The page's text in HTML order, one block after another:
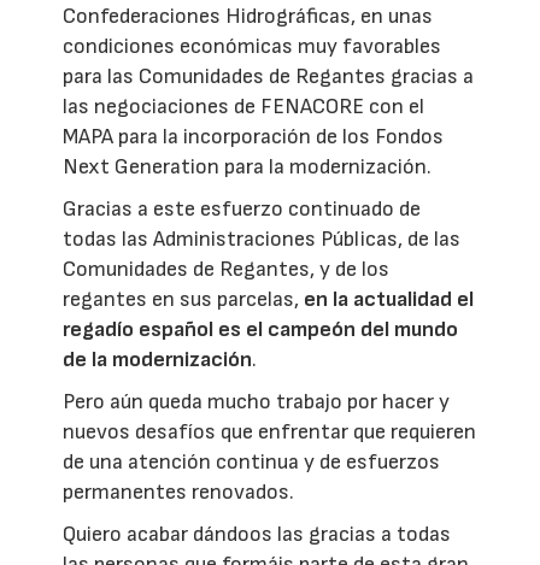
Confederaciones Hidrográficas, en unas
condiciones económicas muy favorables
para las Comunidades de Regantes gracias a
las negociaciones de FENACORE con el
MAPA para la incorporación de los Fondos
Next Generation para la modernización.
Gracias a este esfuerzo continuado de
todas las Administraciones Públicas, de las
Comunidades de Regantes, y de los
regantes en sus parcelas, en la actualidad el
regadío español es el campeón del mundo
de la modernización.
Pero aún queda mucho trabajo por hacer y
nuevos desafíos que enfrentar que requieren
de una atención continua y de esfuerzos
permanentes renovados.
Quiero acabar dándoos las gracias a todas